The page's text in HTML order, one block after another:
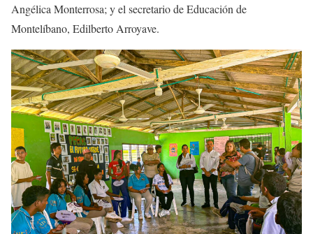
Angélica Monterrosa; y el secretario de Educación de
Montelíbano, Edilberto Arroyave.